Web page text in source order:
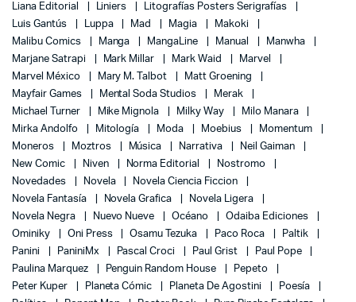
Liana Editorial
Liniers
Litografías Posters Serigrafías
Luis Gantús
Luppa Mad Magia
Makoki
Malibu Comics
Manga MangaLine Manual
Manwha
Marjane Satrapi
Mark Millar Mark Waid
Marvel
Marvel México
Mary M. Talbot
Matt Groening
Mayfair Games
Mental Soda Studios
Merak
Michael Turner
Mike Mignola Milky Way
Milo Manara
Mirka Andolfo
Mitología Moda Moebius
Momentum
Moneros
Moztros Música Narrativa
Neil Gaiman
New Comic
Niven Norma Editorial
Nostromo
Novedades
Novela
Novela Ciencia Ficcion
Novela Fantasía
Novela Grafica
Novela Ligera
Novela Negra
Nuevo Nueve Océano
Odaiba Ediciones
Ominiky
Oni Press Osamu Tezuka Paco Roca
Paltik
Panini
PaniniMx Pascal Croci Paul Grist
Paul Pope
Paulina Marquez
Penguin Random House
Pepeto
Peter Kuper
Planeta Cómic Planeta De Agostini
Poesía